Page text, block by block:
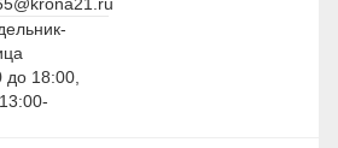
до 18:00,